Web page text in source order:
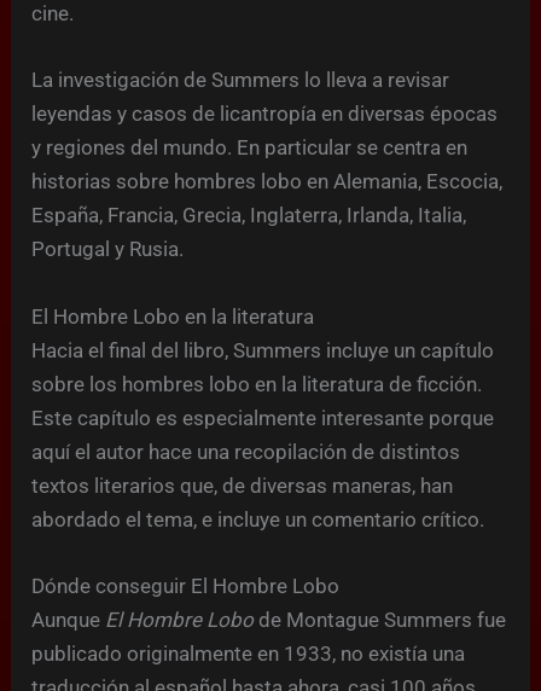
cine.
La investigación de Summers lo lleva a revisar
leyendas y casos de licantropía en diversas épocas
y regiones del mundo. En particular se centra en
historias sobre hombres lobo en Alemania, Escocia,
España, Francia, Grecia, Inglaterra, Irlanda, Italia,
Portugal y Rusia.
El Hombre Lobo en la literatura
Hacia el final del libro, Summers incluye un capítulo
sobre los hombres lobo en la literatura de ficción.
Este capítulo es especialmente interesante porque
aquí el autor hace una recopilación de distintos
textos literarios que, de diversas maneras, han
abordado el tema, e incluye un comentario crítico.
Dónde conseguir El Hombre Lobo
Aunque El Hombre Lobo de Montague Summers fue
publicado originalmente en 1933, no existía una